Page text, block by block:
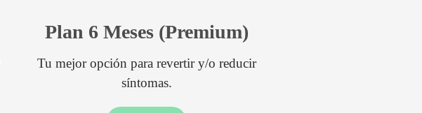
Plan 6 Meses (Premium)
Tu mejor opción para revertir y/o reducir
síntomas.